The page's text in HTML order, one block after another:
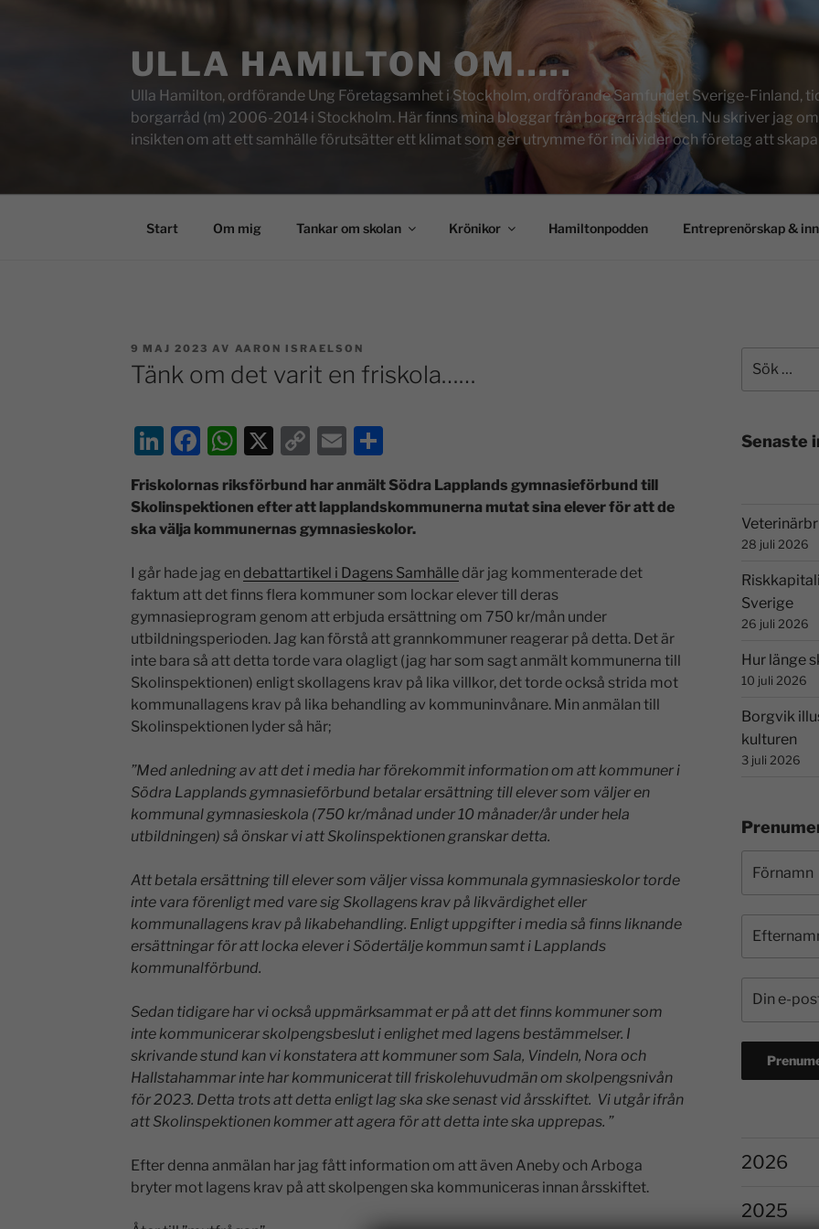
ULLA HAMILTON OM…..
Ulla Hamilton, ordförande Ung Företagsamhet i Stockholm, ordförande Samfundet Sverige-Finland,
borgarråd (m) 2006-2014 i Stockholm. Här finns mina bloggar från borgarrådstiden. Nu skriver jag
insikten om att ett samhälle förutsätter ett klimat som ger utrymme för individer och företag att
Start Om mig Tankar om skolan Krönikor Hamiltonpodden Entreprenörskap &
9 MAJ 2023 AV AARON ISRAELSON
Tänk om det varit en friskola……
Li
n
k
e
dI
n
F
c
e
b
o
o
k
W
h
at
s
A
p
p
X
C
o
p
y
Li
n
k
E
m
ai
l
D
el
a
Friskolornas riksförbund har anmält Södra Lapplands gymnasieförbund till
Skolinspektionen efter att lapplandskommunerna mutat sina elever för att de
ska välja kommunernas gymnasieskolor.
I går hade jag en debattartikel i Dagens Samhälledär jag kommenterade det
faktum att det finns flera kommuner som lockar elever till deras
gymnasieprogram genom att erbjuda ersättning om 750 kr/mån under
utbildningsperioden. Jag kan förstå att grannkommuner reagerar på detta. Det är
inte bara så att detta torde vara olagligt (jag har som sagt anmält kommunerna till
Skolinspektionen) enligt skollagens krav på lika villkor, det torde också strida mot
kommunallagens krav på lika behandling av kommuninvånare. Min anmälan till
Skolinspektionen lyder så här;
”Med anledning av att det i media har förekommit information om att kommuner i
Södra Lapplands gymnasieförbund betalar ersättning till elever som väljer en
kommunal gymnasieskola (750 kr/månad under 10 månader/år under hela
utbildningen) så önskar vi att Skolinspektionen granskar detta.
Att betala ersättning till elever som väljer vissa kommunala gymnasieskolor torde
inte vara förenligt med vare sig Skollagens krav på likvärdighet eller
kommunallagens krav på likabehandling. Enligt uppgifter i media så finns liknande
ersättningar för att locka elever i Södertälje kommun samt i Lapplands
kommunalförbund.
Sedan tidigare har vi också uppmärksammat er på att det finns kommuner som
inte kommunicerar skolpengsbeslut i enlighet med lagens bestämmelser. I
skrivande stund kan vi konstatera att kommuner som Sala, Vindeln, Nora och
Hallstahammar inte har kommunicerat till friskolehuvudmän om skolpengsnivån
för 2023. Detta trots att detta enligt lag ska ske senast vid årsskiftet. Vi utgår ifrån
att Skolinspektionen kommer att agera för att detta inte ska upprepas. ”
Efter denna anmälan har jag fått information om att även Aneby och Arboga
bryter mot lagens krav på att skolpengen ska kommuniceras innan årsskiftet.
Senaste
28 juli 2026
Sverige
26 juli 2026
Hur länge
10 juli 2026
Borgvik
kulturen
3 juli 2026
2026
2025